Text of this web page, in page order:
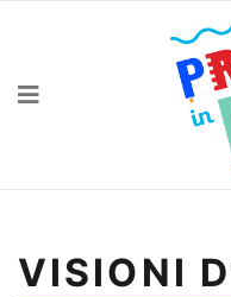
VISIONI